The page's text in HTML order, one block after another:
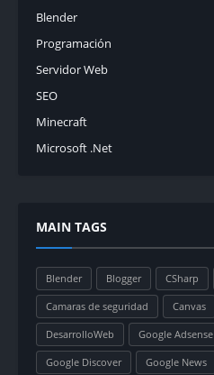
Blender
Programación
Servidor Web
SEO
Minecraft
Microsoft .Net
MAIN TAGS
Blender Blogger CSharp
Camaras de seguridad Canvas
DesarrolloWeb Google Adsense
Google Discover Google News